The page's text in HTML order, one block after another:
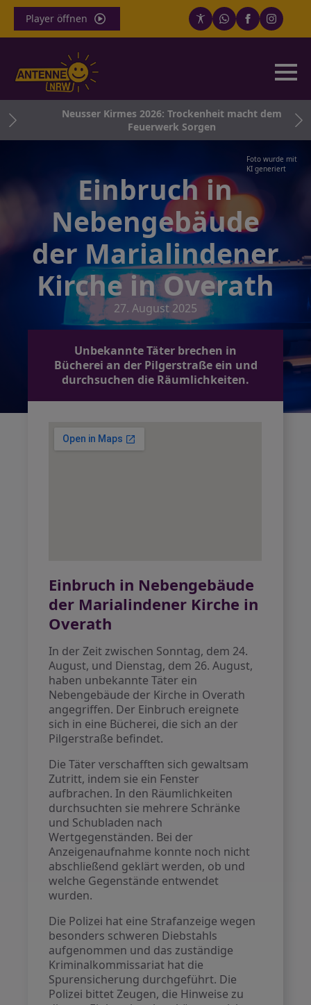
Player öffnen
Neusser Kirmes 2026: Trockenheit macht dem
Feuerwerk Sorgen
Foto wurde mit
KI generiert
Einbruch in
Nebengebäude
der Marialindener
Kirche in Overath
27. August 2025
Unbekannte Täter brechen in
Bücherei an der Pilgerstraße ein und
durchsuchen die Räumlichkeiten.
Einbruch in Nebengebäude
der Marialindener Kirche in
Overath
In der Zeit zwischen Sonntag, dem 24.
August, und Dienstag, dem 26. August,
haben unbekannte Täter ein
Nebengebäude der Kirche in Overath
angegriffen. Der Einbruch ereignete
sich in eine Bücherei, die sich an der
Pilgerstraße befindet.
Die Täter verschafften sich gewaltsam
Zutritt, indem sie ein Fenster
aufbrachen. In den Räumlichkeiten
durchsuchten sie mehrere Schränke
und Schubladen nach
Wertgegenständen. Bei der
Anzeigenaufnahme konnte noch nicht
abschließend geklärt werden, ob und
welche Gegenstände entwendet
wurden.
Die Polizei hat eine Strafanzeige wegen
besonders schweren Diebstahls
aufgenommen und das zuständige
Kriminalkommissariat hat die
Spurensicherung durchgeführt. Die
Polizei bittet Zeugen, die Hinweise zu